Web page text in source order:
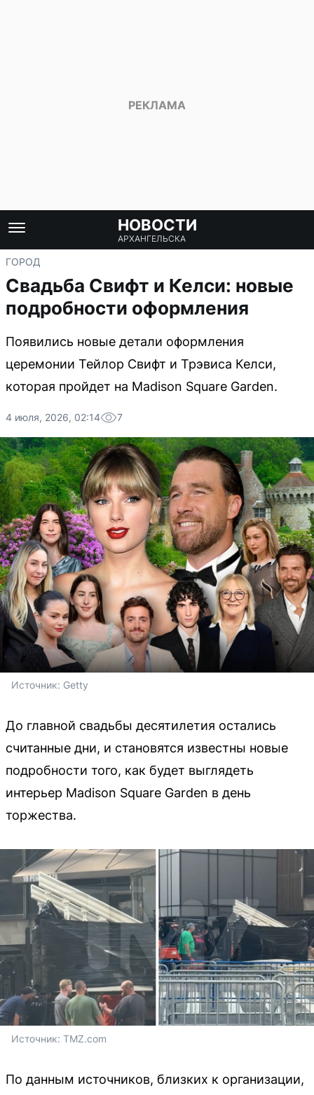
НОВОСТИ
АРХАНГЕЛЬСКА
ГОРОД
Свадьба Свифт и Келси: новые
подробности оформления
Появились новые детали оформления
церемонии Тейлор Свифт и Трэвиса Келси,
которая пройдет на Madison Square Garden.
4 июля, 2026, 02:14 7
Источник: Getty
До главной свадьбы десятилетия остались
считанные дни, и становятся известны новые
подробности того, как будет выглядеть
интерьер Madison Square Garden в день
торжества.
Источник: TMZ.com
По данным источников, близких к организации,